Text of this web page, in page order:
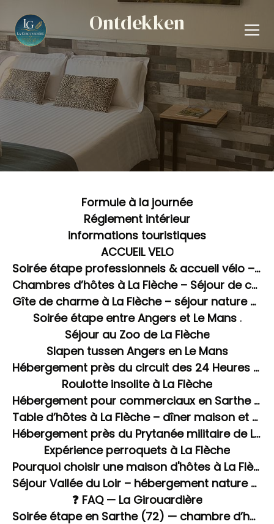
Ontdekken
Formule à la journée
Réglement intérieur
informations touristiques
ACCUEIL VELO
Soirée étape professionnels & accueil vélo – Prix unique 95 €
Chambres d’hôtes à La Flèche – Séjour de charme à La Girouardière
Gîte de charme à La Flèche – séjour nature en Sarthe
Soirée étape entre Angers et Le Mans .
Séjour au Zoo de La Flèche
Slapen tussen Angers en Le Mans
Hébergement près du circuit des 24 Heures du Mans
Roulotte insolite à La Flèche
Hébergement pour commerciaux en Sarthe – soirée étape à La Flèche
Table d’hôtes à La Flèche – dîner maison et soirée étape en Sarthe
Hébergement près du Prytanée militaire de La Flèche
Expérience perroquets à La Flèche
Pourquoi choisir une maison d'hôtes à La Flèche plutôt qu'un hôtel ou chez l'habitant ?
Séjour Vallée du Loir – hébergement nature à La Flèche
❓ FAQ — La Girouardière
Soirée étape en Sarthe (72) — chambre d’hôtes avec dîner et spa à La Flèche